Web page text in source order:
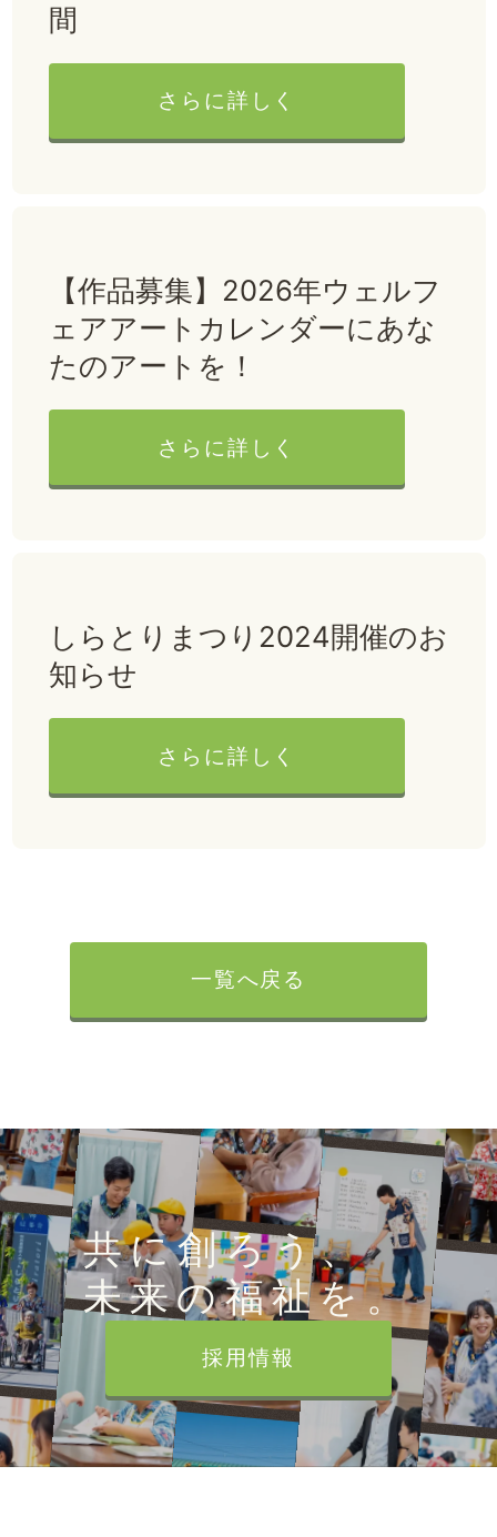
間
さらに詳しく
【作品募集】2026年ウェルフ
ェアアートカレンダーにあな
たのアートを！
さらに詳しく
しらとりまつり2024開催のお
知らせ
さらに詳しく
一覧へ戻る
共に創ろう、
未来の福祉を。
採用情報